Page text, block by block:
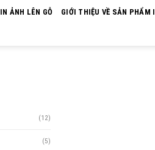
IN ẢNH LÊN GỖ GIỚI THIỆU VỀ SẢN PHẨM
(12)
(5)